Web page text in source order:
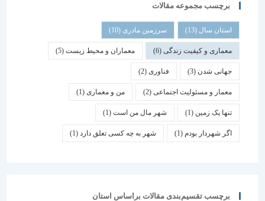
برچسب مجموعه مقالات
استان سال(13) سرزمین مادری(10)
معماری و کیفیت زندگی(6) معماران و محیط زیست(5)
جهانی شدن(3) فناوری (2)
معمار و مسئولیت اجتماعی (2) من و معماری (1)
تنها یک زمین(1) شهر مال من است(1)
اگر شهردار بودم (1) شهر به چه کسی تعلق دارد(1)
برچسب تقسیم‌بندی مقالات براساس استان